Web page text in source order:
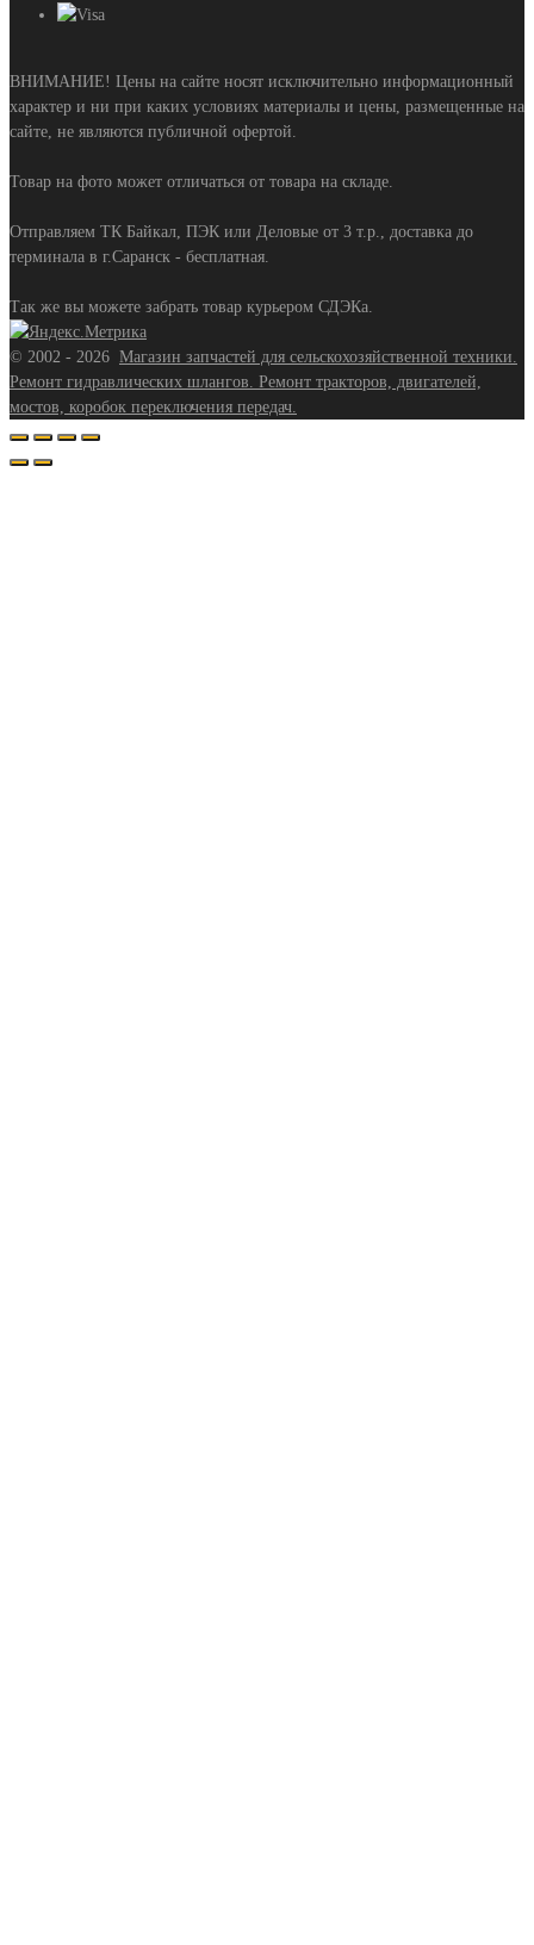
ВНИМАНИЕ! Цены на сайте носят исключительно информационный
характер и ни при каких условиях материалы и цены, размещенные на
сайте, не являются публичной офертой.
Товар на фото может отличаться от товара на складе.
Отправляем ТК Байкал, ПЭК или Деловые от 3 т.р., доставка до
терминала в г.Саранск - бесплатная.
Так же вы можете забрать товар курьером СДЭКа.
© 2002 - 2026 Магазин запчастей для сельскохозяйственной техники.
Ремонт гидравлических шлангов. Ремонт тракторов, двигателей,
мостов, коробок переключения передач.